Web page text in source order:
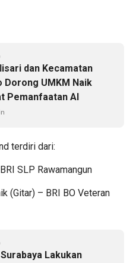
dan Kecamatan
Dorong UMKM Naik
Pemanfaatan AI
terdiri dari:
SLP Rawamangun
(Gitar) – BRI BO Veteran
Lakukan